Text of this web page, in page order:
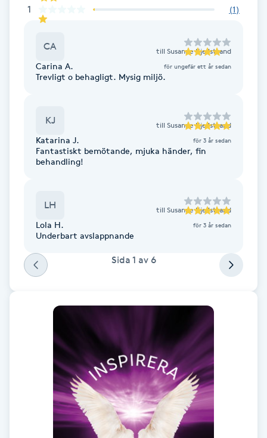
Fet hårbotten
Fettreducering
Fibromassage
Fotmassage
Fransförlängning
Fransförlängning Megavolym
Fransförlängning Volym
1 (1)
CA till Susanne Kjellstrand
Carina A. för ungefär ett år sedan
Trevligt o behagligt. Mysig miljö.
KJ till Susanne Kjellstrand
Katarina J. för 3 år sedan
Fantastiskt bemötande, mjuka händer, fin
behandling!
LH till Susanne Kjellstrand
Lola H. för 3 år sedan
Underbart avslappnande
Sida 1 av 6